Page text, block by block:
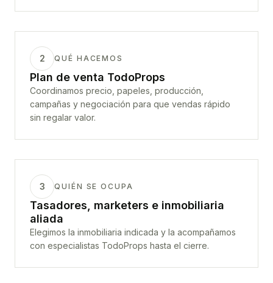
2 QUÉ HACEMOS
Plan de venta TodoProps
Coordinamos precio, papeles, producción,
campañas y negociación para que vendas rápido
sin regalar valor.
3 QUIÉN SE OCUPA
Tasadores, marketers e inmobiliaria
aliada
Elegimos la inmobiliaria indicada y la acompañamos
con especialistas TodoProps hasta el cierre.